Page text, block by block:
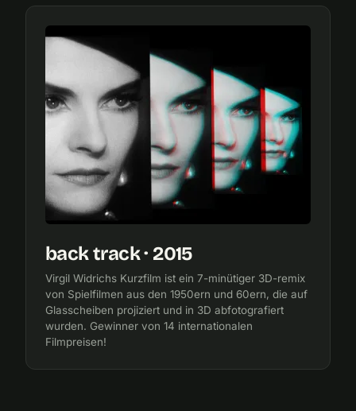
back track · 2015
Virgil Widrichs Kurzfilm ist ein 7-minütiger 3D-remix
von Spielfilmen aus den 1950ern und 60ern, die auf
Glasscheiben projiziert und in 3D abfotografiert
wurden. Gewinner von 14 internationalen
Filmpreisen!